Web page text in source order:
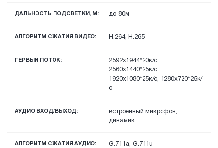
ДАЛЬНОСТЬ ПОДСВЕТКИ, М: до 80м
АЛГОРИТМ СЖАТИЯ ВИДЕО: H.264, H.265
ПЕРВЫЙ ПОТОК:
2592x1944*20к/с,
2560x1440*25к/с,
1920х1080*25к/с, 1280х720*25к/
с
АУДИО ВХОД/ВЫХОД:
встроенный микрофон,
динамик
АЛГОРИТМ СЖАТИЯ АУДИО: G.711a, G.711u